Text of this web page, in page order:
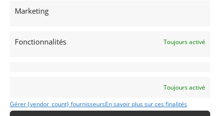
Marketing
Fonctionnalités Toujours activé
Toujours activé
Gérer {vendor_count} fournisseursEn savoir plus sur ces finalités
Morris Mini Cooper S MK1 de 1965. Construite sur la base
d'une véritable "S" par des professionnels. Refaire à neuf il y